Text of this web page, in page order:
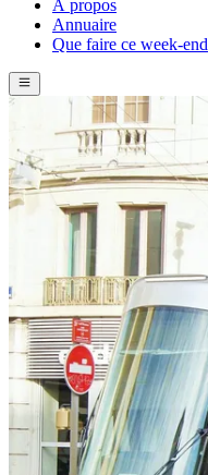
À propos
Annuaire
Que faire ce week-end